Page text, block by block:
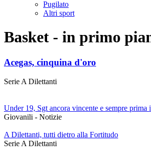
Pugilato
Altri sport
Basket - in primo
Acegas, cinquina d'oro
Serie A Dilettanti
Under 19, Sgt ancora vincente e sempre prima
Giovanili - Notizie
A Dilettanti, tutti dietro alla Fortitudo
Serie A Dilettanti